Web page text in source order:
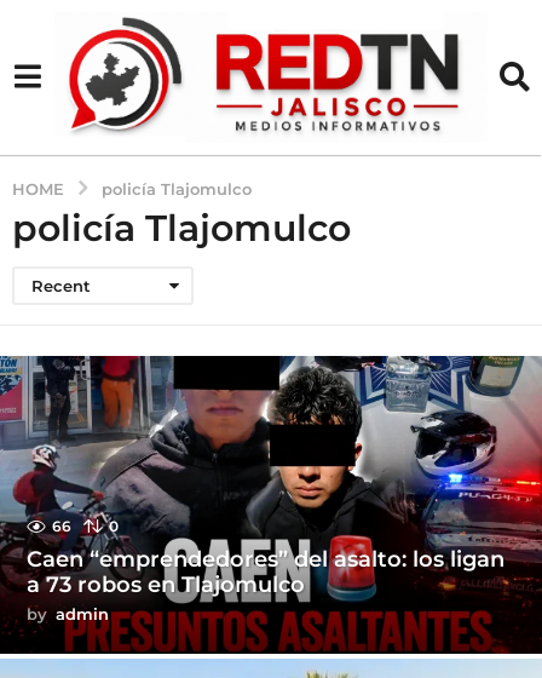
HOME policía Tlajomulco
policía Tlajomulco
Recent
66 0
Caen “emprendedores” del asalto: los ligan
a 73 robos en Tlajomulco
by admin